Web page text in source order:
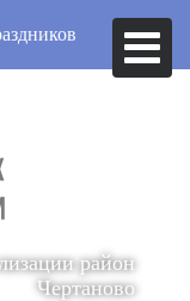
район
Чертаново